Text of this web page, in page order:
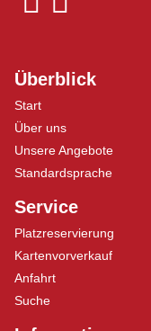
Überblick
Start
Über uns
Unsere Angebote
Standardsprache
Service
Platzreservierung
Kartenvorverkauf
Anfahrt
Suche